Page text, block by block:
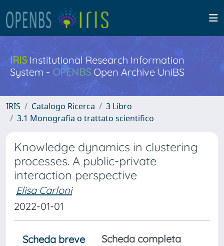
IRISInstitutional Research Information
System - OPENBS Open Archive UniBS
IRIS Catalogo Ricerca
3 Libro
3.1 Monografia o trattato scientifico
Knowledge dynamics in clustering
processes. A public-private
interaction perspective
Elisa Carloni
2022-01-01
Scheda breve
Scheda completa